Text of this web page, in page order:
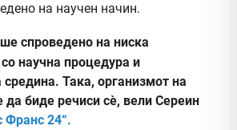
на научен начин.
спроведено на ниска
научна процедура и
средина. Така, организмот на
биде речиси сè, вели Сереин
Франс 24“.